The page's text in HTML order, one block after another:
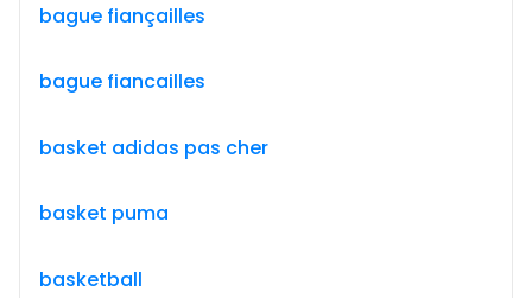
bague fiançailles
bague fiancailles
basket adidas pas cher
basket puma
basketball